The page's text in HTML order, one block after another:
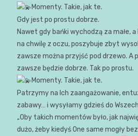
Momenty. Takie, jak te.
Gdy jest po prostu dobrze.
Nawet gdy bańki wychodzą za małe,
na chwilę z oczu, poszybuje zbyt
zawsze można przyjść pod drzewo. A
zawsze będzie dobrze. Tak po prostu.
Momenty. Takie, jak te.
Patrzymy na Ich zaangażowanie,
zabawy… i wysyłamy gdzieś do
„Oby takich momentów było, jak
dużo, żeby kiedyś One same mogły